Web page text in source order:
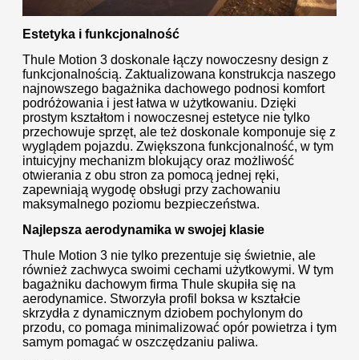
Estetyka i funkcjonalność
Thule Motion 3 doskonale łączy nowoczesny design z
funkcjonalnością. Zaktualizowana konstrukcja naszego
najnowszego bagażnika dachowego podnosi komfort
podróżowania i jest łatwa w użytkowaniu. Dzięki
prostym kształtom i nowoczesnej estetyce nie tylko
przechowuje sprzęt, ale też doskonale komponuje się z
wyglądem pojazdu. Zwiększona funkcjonalność, w tym
intuicyjny mechanizm blokujący oraz możliwość
otwierania z obu stron za pomocą jednej ręki,
zapewniają wygodę obsługi przy zachowaniu
maksymalnego poziomu bezpieczeństwa.
Najlepsza aerodynamika w swojej klasie
Thule Motion 3 nie tylko prezentuje się świetnie, ale
również zachwyca swoimi cechami użytkowymi. W tym
bagażniku dachowym firma Thule skupiła się na
aerodynamice. Stworzyła profil boksa w kształcie
skrzydła z dynamicznym dziobem pochylonym do
przodu, co pomaga minimalizować opór powietrza i tym
samym pomagać w oszczędzaniu paliwa.